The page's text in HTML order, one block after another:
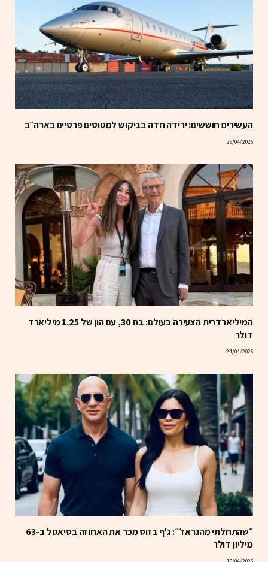
העשירים חוששים: ירידה חדה בביקוש למטוסים פרטיים בארה״ב
26/04/2025
המיליארדרית הצעירה בעולם: בת 30, עם הון של 1.25 מיליארד
דולר
24/04/2025
״שהתחלתי מהגראז׳״: ג’ף בזוס מכר את האחוזה בסיאטל ב-63
מיליון דולר